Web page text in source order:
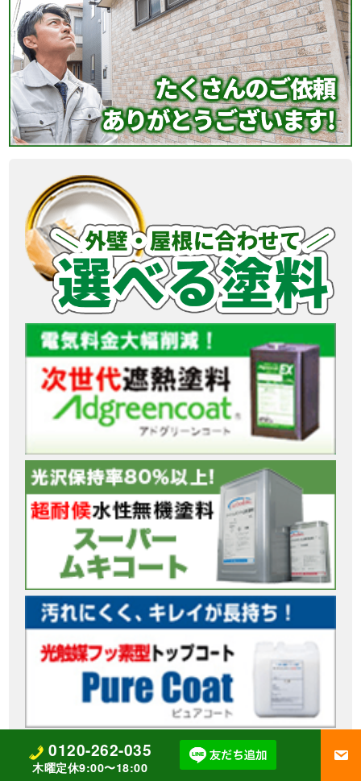
0120-262-035
木曜定休9:00〜18:00